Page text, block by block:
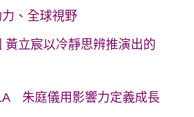
、全球視野
黃立宸以冷靜思辨推演出的
朱庭儀用影響力定義成長